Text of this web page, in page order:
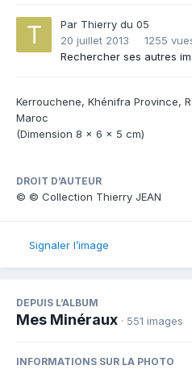
Par Thierry du 05
20 juillet 2013
1255
Rechercher ses autres
Kerrouchene, Khénifra Province,
Maroc
(Dimension 8 x 6 x 5 cm)
DROIT D’AUTEUR
© © Collection Thierry JEAN
Signaler l’image
DEPUIS L’ALBUM
Mes Minéraux · 551 images
INFORMATIONS SUR LA PHOTO